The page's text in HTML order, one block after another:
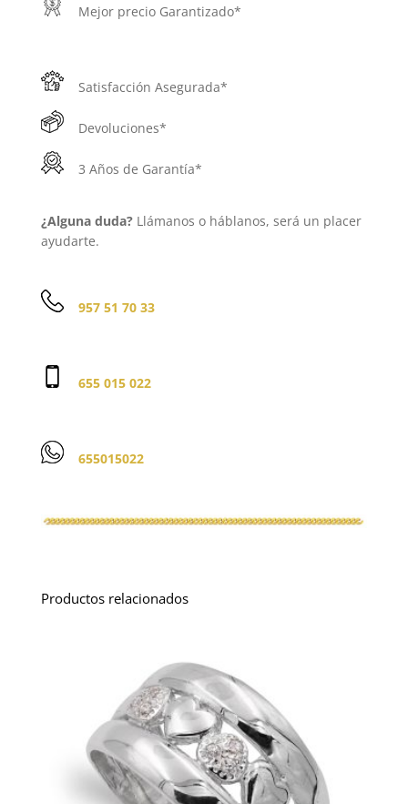
Mejor precio Garantizado*
Satisfacción Asegurada*
Devoluciones*
3 Años de Garantía*
¿Alguna duda?Llámanos o háblanos, será un placer
ayudarte.
957 51 70 33
655 015 022
655015022
Productos relacionados